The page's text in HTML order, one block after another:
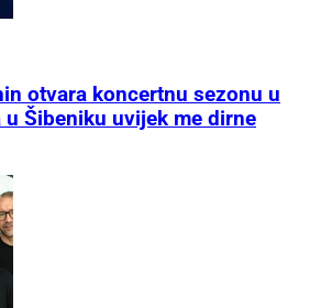
otvara koncertnu sezonu u
Šibeniku uvijek me dirne